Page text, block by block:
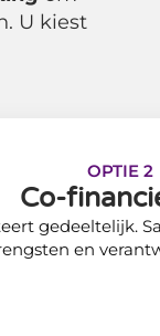
U kiest
OPTIE 2
Co-
gedeeltelijk.
en